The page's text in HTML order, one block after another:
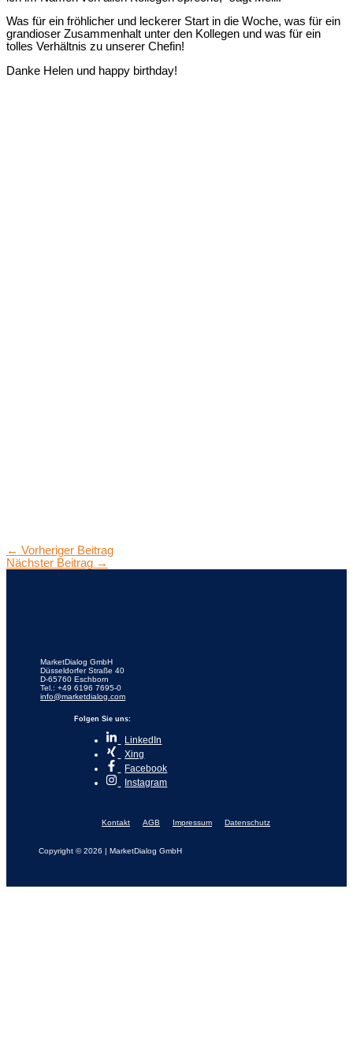
Was für ein fröhlicher und leckerer Start in die Woche, was für ein
grandioser Zusammenhalt unter den Kollegen und was für ein
tolles Verhältnis zu unserer Chefin!
Danke Helen und happy birthday!
← Vorheriger Beitrag
Nächster Beitrag →
MarketDialog GmbH
Düsseldorfer Straße 40
D-65760 Eschborn
Tel.: +49 6196 7695-0
info@marketdialog.com
Folgen Sie uns:
LinkedIn
Xing
Facebook
Instagram
Kontakt AGB Impressum Datenschutz
Copyright © 2026 | MarketDialog GmbH